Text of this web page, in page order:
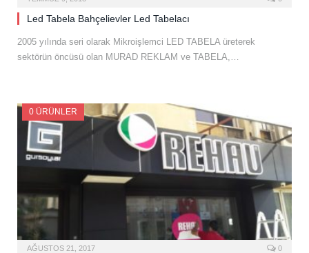
Led Tabela Bahçelievler Led Tabelacı
2005 yılında seri olarak Mikroişlemci LED TABELA üreterek
sektörün öncüsü olan MURAD REKLAM ve TABELA,…
0 ÜRÜNLER
AĞUSTOS 21, 2017 0